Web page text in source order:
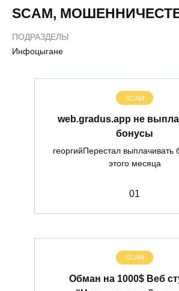
SCAM,
ПОДРАЗДЕЛЫ
Инфоцыгане
SCAM
web.gradus.app не
бонусы
георгийПерестал выплачивать
этого месяца
01
SCAM
Обман на 1000$ Веб